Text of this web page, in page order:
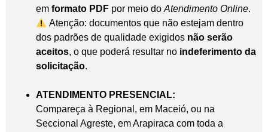
em formato PDF por meio do Atendimento Online.
Atenção: documentos que não estejam dentro
dos padrões de qualidade exigidos não serão
aceitos, o que poderá resultar no indeferimento da
solicitação.
ATENDIMENTO PRESENCIAL:
Compareça à Regional, em Maceió, ou na
Seccional Agreste, em Arapiraca com toda a